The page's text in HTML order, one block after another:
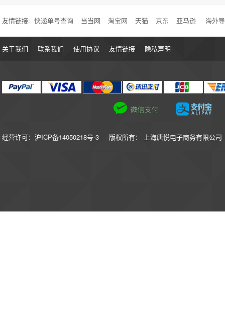
友情链接: 快递单号查询 当当网 淘宝网 天猫 京东 亚马逊 海外
关于我们 联系我们 使用协议 友情链接 隐私声明
经营许可：沪ICP备14050218号-3 版权所有： 上海唐悦电子商务有限公司